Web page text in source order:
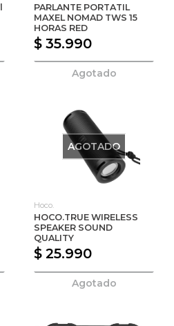
PARLANTE PORTATIL
MAXEL NOMAD TWS 15
HORAS RED
$ 35.990
Agotado
AGOTADO
Hoco.
HOCO.TRUE WIRELESS
SPEAKER SOUND
QUALITY
$ 25.990
Agotado